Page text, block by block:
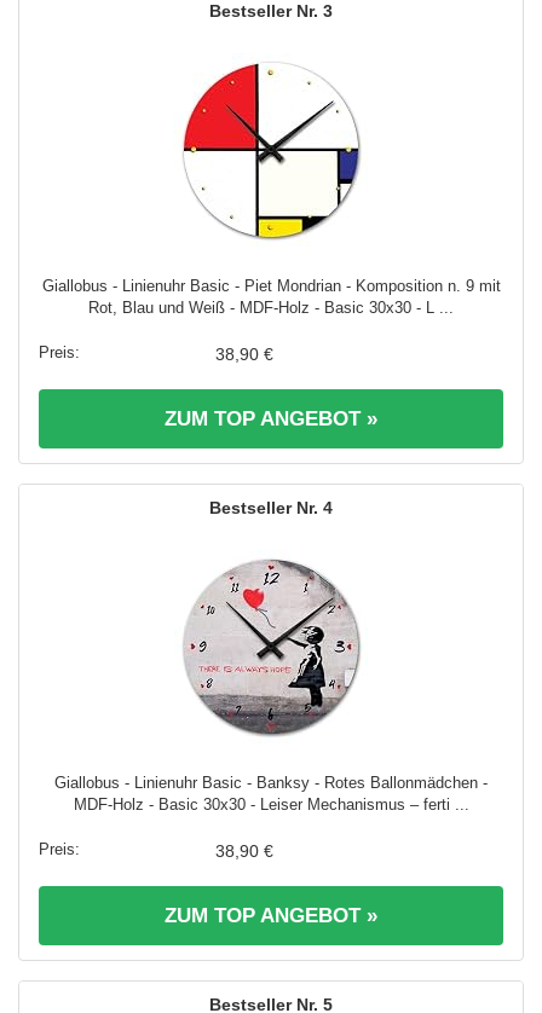
3
Giallobus - Linienuhr Basic - Piet Mondrian - Komposition n. 9 mit
Rot, Blau und Weiß - MDF-Holz - Basic 30x30 - L ...
38,90 €
ZUM TOP ANGEBOT »
4
Giallobus - Linienuhr Basic - Banksy - Rotes Ballonmädchen -
MDF-Holz - Basic 30x30 - Leiser Mechanismus – ferti ...
38,90 €
ZUM TOP ANGEBOT »
5